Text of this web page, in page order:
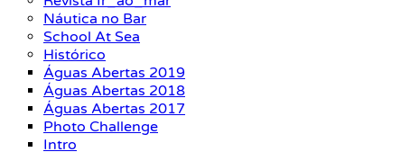
Náutica no Bar
School At Sea
Histórico
Águas Abertas 2019
Águas Abertas 2018
Águas Abertas 2017
Photo Challenge
Intro